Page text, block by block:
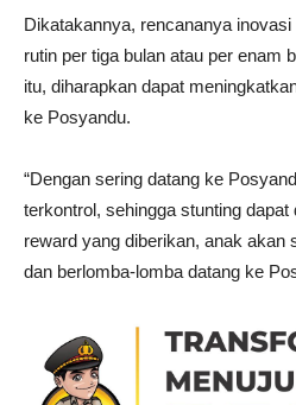
Dikatakannya, rencananya
rutin per tiga bulan atau per enam
itu, diharapkan dapat
ke Posyandu.
“Dengan sering datang ke
terkontrol, sehingga stunting dapat
reward yang diberikan, anak akan
dan berlomba-lomba datang ke